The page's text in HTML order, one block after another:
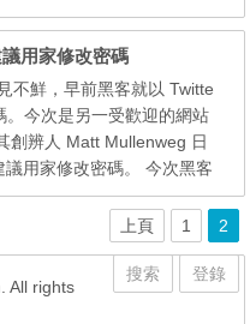
。 Wordfence Secur
外掛，簡單而且又好用，
裝一個插件或是佈景主題後
WordPress看看是否安全，
的人可以安心的來訪。利人
，...
用家修改密碼
不鮮，早前黑客就以 Twitte
。今次是另一受歡迎的網站
創辨人 Matt Mullenweg 日
議用家修改密碼。 今次黑客
使用 “admin" 作為預設登
擊，不少用家申請帳戶時只
黑客就利用 Brute Force 方
可能，從而偷取該帳戶資
表示，黑客透過多達 90,
上頁 1 2
搜索 登錄
All rights